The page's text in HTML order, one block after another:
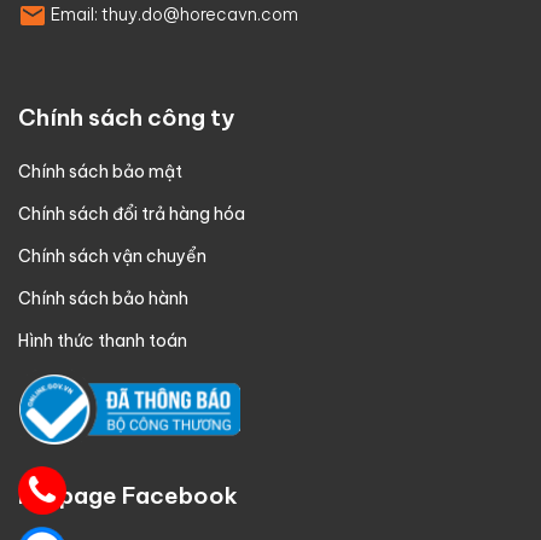
Email: thuy.do@horecavn.com
Chính sách công ty
Chính sách bảo mật
Chính sách đổi trả hàng hóa
Chính sách vận chuyển
Chính sách bảo hành
Hình thức thanh toán
Fanpage Facebook